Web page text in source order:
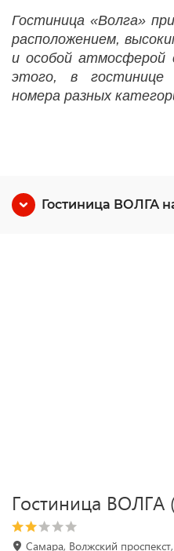
Гостиница «Волга»
расположением,
и особой атмосферой
этого, в гостинице
номера разных
Гостиница ВОЛГА
Гостиница ВОЛГА
Самара, Волжский